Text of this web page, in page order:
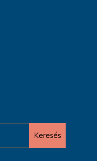
Keresés